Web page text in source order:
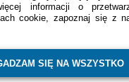
Instagram
informacji o
cookie, zapoznaj się z
SIĘ NA WSZYSTKO